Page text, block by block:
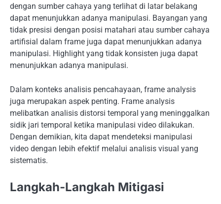
dengan sumber cahaya yang terlihat di latar belakang
dapat menunjukkan adanya manipulasi. Bayangan yang
tidak presisi dengan posisi matahari atau sumber cahaya
artifisial dalam frame juga dapat menunjukkan adanya
manipulasi. Highlight yang tidak konsisten juga dapat
menunjukkan adanya manipulasi.
Dalam konteks analisis pencahayaan, frame analysis
juga merupakan aspek penting. Frame analysis
melibatkan analisis distorsi temporal yang meninggalkan
sidik jari temporal ketika manipulasi video dilakukan.
Dengan demikian, kita dapat mendeteksi manipulasi
video dengan lebih efektif melalui analisis visual yang
sistematis.
Langkah-Langkah Mitigasi